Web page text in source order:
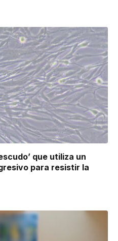
que utiliza un
para resistir la